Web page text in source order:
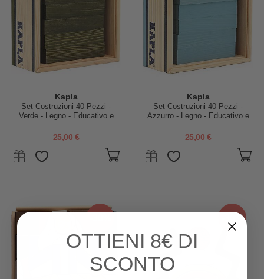
Kapla
Set Costruzioni 40 Pezzi -
Verde - Legno - Educativo e
25,00 €
Kapla
Set Costruzioni 40 Pezzi -
Azzurro - Legno - Educativo e
25,00 €
-30%
OTTIENI 8€ DI
SCONTO